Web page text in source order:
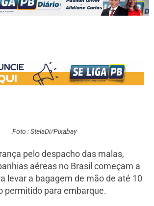
Foto : StelaDi/Pixabay
pelo despacho das malas,
aéreas no Brasil começam a
levar a bagagem de mão de até 10
permitido para embarque.